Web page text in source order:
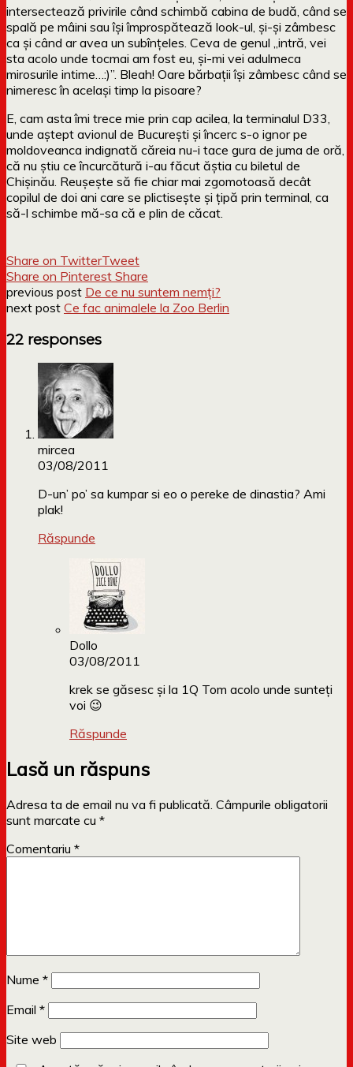
intersectează privirile când schimbă cabina de budă, când se
spală pe mâini sau își împrospătează look-ul, și-și zâmbesc
ca și când ar avea un subînțeles. Ceva de genul „intră, vei
sta acolo unde tocmai am fost eu, și-mi vei adulmeca
mirosurile intime…:)”. Bleah! Oare bărbații își zâmbesc când se
nimeresc în același timp la pisoare?
E, cam asta îmi trece mie prin cap acilea, la terminalul D33,
unde aștept avionul de București și încerc s-o ignor pe
moldoveanca indignată căreia nu-i tace gura de juma de oră,
că nu știu ce încurcătură i-au făcut ăștia cu biletul de
Chișinău. Reușește să fie chiar mai zgomotoasă decât
copilul de doi ani care se plictisește și țipă prin terminal, ca
să-l schimbe mă-sa că e plin de căcat.
Share on TwitterTweet
Share on Pinterest Share
previous post De ce nu suntem nemți?
next post Ce fac animalele la Zoo Berlin
22 responses
mircea
03/08/2011
D-un’ po’ sa kumpar si eo o pereke de dinastia? Ami
plak!
Răspunde
Dollo
03/08/2011
krek se găsesc și la 1Q Tom acolo unde sunteți
voi 😉
Răspunde
Lasă un răspuns
Adresa ta de email nu va fi publicată. Câmpurile obligatorii
sunt marcate cu *
Comentariu *
Nume *
Email *
Site web